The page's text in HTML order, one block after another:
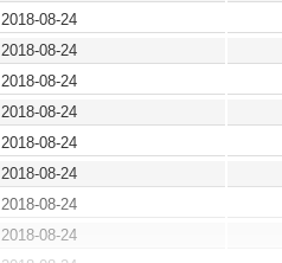
2018-08-24
2018-08-24
2018-08-24
2018-08-24
2018-08-24
2018-08-24
2018-08-24
2018-08-24